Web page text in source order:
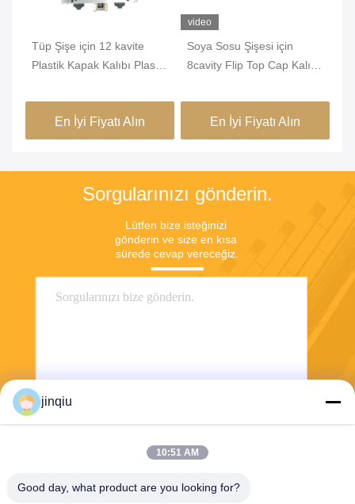
Tüp Şişe için 12 kavite
Plastik Kapak Kalıbı Plastik
En İyi Fiyatı Alın
video
Soya Sosu Şişesi için
8cavity Flip Top Cap Kalıp
Halkası
En İyi Fiyatı Alın
Sorgularınızı gönderin.
Lütfen bize isteğinizi
gönderin ve size en kısa
sürede cevap vereceğiz.
jinqiu
10:51 AM
Good day, what product are you looking for?